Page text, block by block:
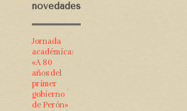
novedades
Jornada
académica:
«A 80
años del
primer
gobierno
de Perón»